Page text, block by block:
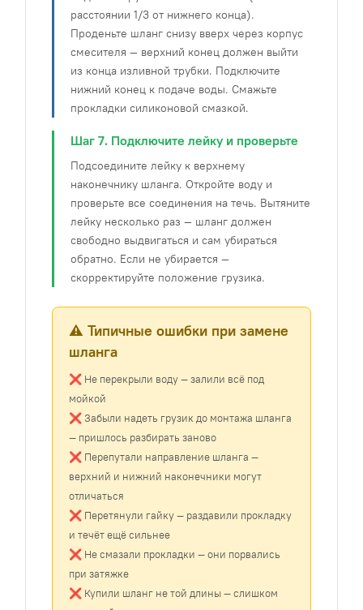
расстоянии 1/3 от нижнего конца).
Проденьте шланг снизу вверх через корпус
смесителя — верхний конец должен выйти
из конца изливной трубки. Подключите
нижний конец к подаче воды. Смажьте
прокладки силиконовой смазкой.
Шаг 7. Подключите лейку и проверьте
Подсоедините лейку к верхнему
наконечнику шланга. Откройте воду и
проверьте все соединения на течь. Вытяните
лейку несколько раз — шланг должен
свободно выдвигаться и сам убираться
обратно. Если не убирается —
скорректируйте положение грузика.
⚠️ Типичные ошибки при замене
шланга
❌ Не перекрыли воду — залили всё под
мойкой
❌ Забыли надеть грузик до монтажа шланга
— пришлось разбирать заново
❌ Перепутали направление шланга —
верхний и нижний наконечники могут
отличаться
❌ Перетянули гайку — раздавили прокладку
и течёт ещё сильнее
❌ Не смазали прокладки — они порвались
при затяжке
❌ Купили шланг не той длины — слишком